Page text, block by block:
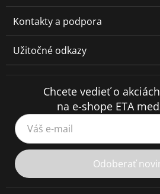
Kontakty a podpora
Užitočné odkazy
Chcete vedieť o
na e-shope ETA
Váš e-mail
Odoberať